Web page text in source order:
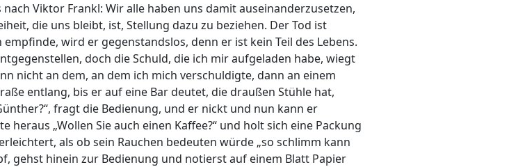
Viktor Frankl: Wir alle haben uns damit auseinanderzusetzen,
die uns bleibt, ist, Stellung dazu zu beziehen. Der Tod ist
wird er gegenstandslos, denn er ist kein Teil des Lebens.
doch die Schuld, die ich mir aufgeladen habe, wiegt
nicht an dem, an dem ich mich verschuldigte, dann an einem
entlang, bis er auf eine Bar deutet, die draußen Stühle hat,
fragt die Bedienung, und er nickt und nun kann er
„Wollen Sie auch einen Kaffee?“ und holt sich eine Packung
als ob sein Rauchen bedeuten würde „so schlimm kann
gehst hinein zur Bedienung und notierst auf einem Blatt Papier